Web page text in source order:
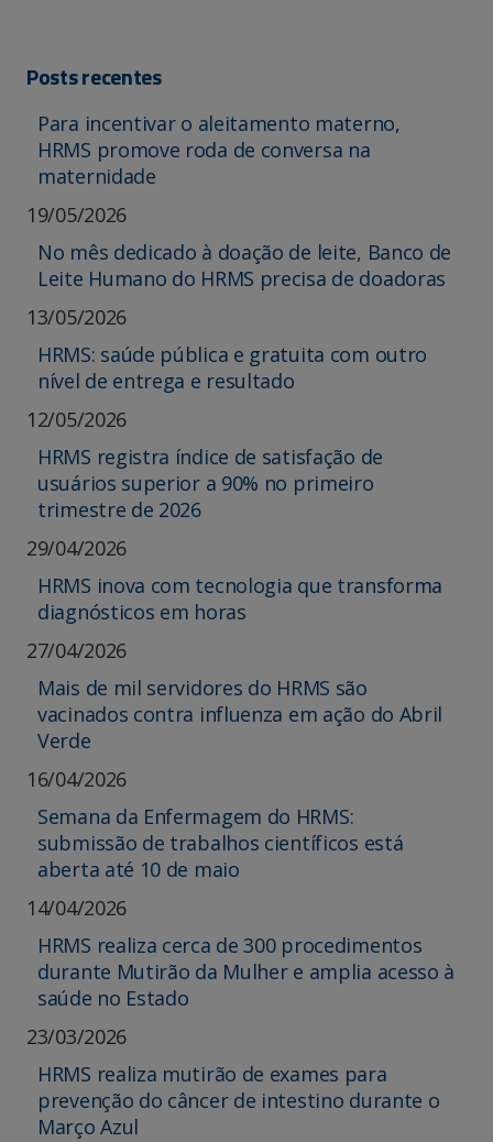
Posts recentes
Para incentivar o aleitamento materno,
HRMS promove roda de conversa na
maternidade
19/05/2026
No mês dedicado à doação de leite, Banco de
Leite Humano do HRMS precisa de doadoras
13/05/2026
HRMS: saúde pública e gratuita com outro
nível de entrega e resultado
12/05/2026
HRMS registra índice de satisfação de
usuários superior a 90% no primeiro
trimestre de 2026
29/04/2026
HRMS inova com tecnologia que transforma
diagnósticos em horas
27/04/2026
Mais de mil servidores do HRMS são
vacinados contra influenza em ação do Abril
Verde
16/04/2026
Semana da Enfermagem do HRMS:
submissão de trabalhos científicos está
aberta até 10 de maio
14/04/2026
HRMS realiza cerca de 300 procedimentos
durante Mutirão da Mulher e amplia acesso à
saúde no Estado
23/03/2026
HRMS realiza mutirão de exames para
prevenção do câncer de intestino durante o
Março Azul